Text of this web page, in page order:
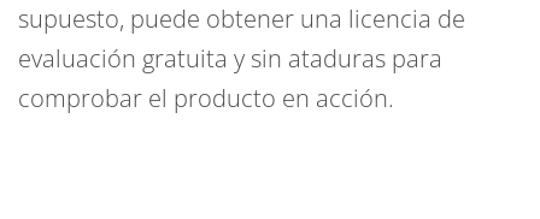
supuesto, puede obtener una licencia de
evaluación gratuita y sin ataduras para
comprobar el producto en acción.